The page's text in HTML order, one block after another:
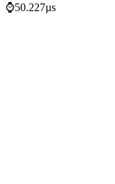
⌚50.227µs